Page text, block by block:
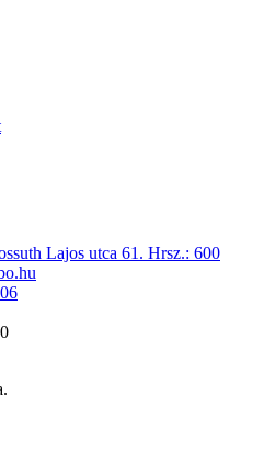
Lajos utca 61. Hrsz.: 600